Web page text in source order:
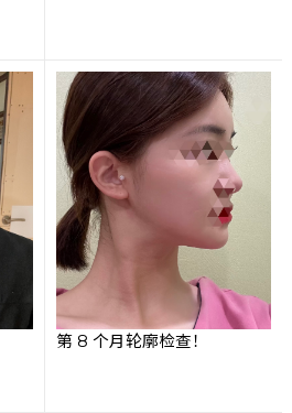
第 8 个月轮廓检查！